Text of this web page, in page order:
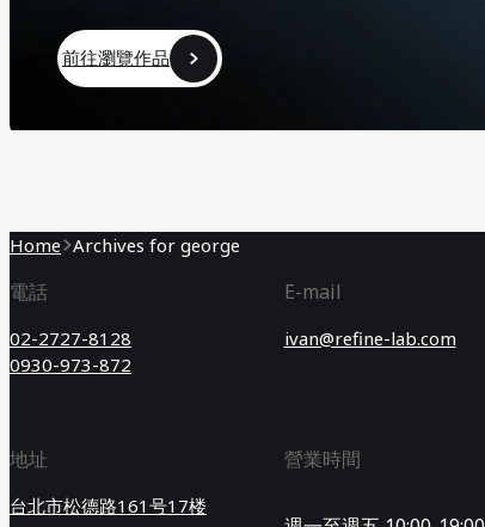
前往瀏覽作品
前往瀏覽作品
Home Archives for george
電話
02-2727-8128
0930-973-872
E-mail
ivan@refine-lab.com
地址
台北市松德路161号17楼
營業時間